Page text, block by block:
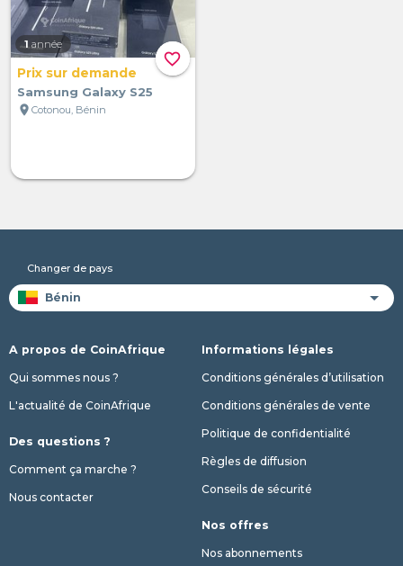
favorite_border
1 année
Prix sur demande
Samsung Galaxy S25
location_on Cotonou, Bénin
Changer de pays
A propos de CoinAfrique
Qui sommes nous ?
L'actualité de CoinAfrique
Des questions ?
Comment ça marche ?
Nous contacter
Informations légales
Conditions générales d’utilisation
Conditions générales de vente
Politique de confidentialité
Règles de diffusion
Conseils de sécurité
Nos offres
Nos abonnements